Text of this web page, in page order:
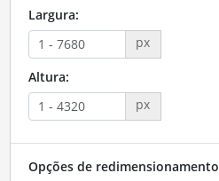
Largura:
px
Altura:
px
Opções de redimensionamento